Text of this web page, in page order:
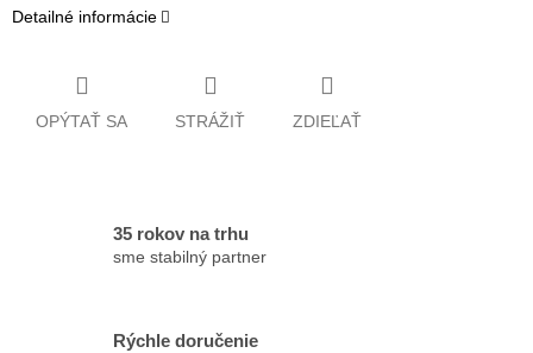
Detailné informácie
OPÝTAŤ SA STRÁŽIŤ ZDIEĽAŤ
35 rokov na trhu
sme stabilný partner
Rýchle doručenie